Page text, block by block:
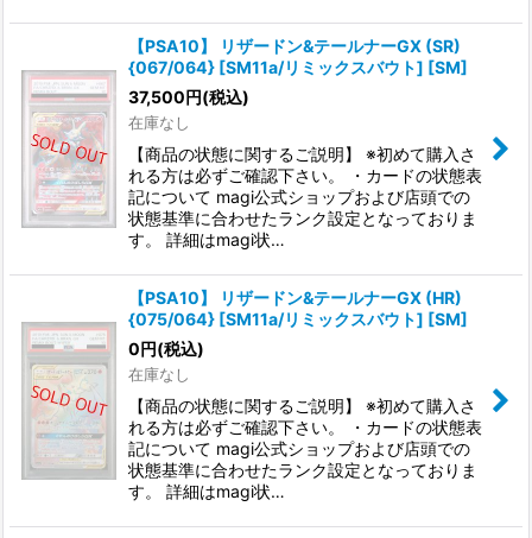
【PSA10】 リザードン&テールナーGX (SR)
{067/064} [SM11a/リミックスバウト] [SM]
37,500円(税込)
在庫なし
【商品の状態に関するご説明】 ※初めて購入さ
れる方は必ずご確認下さい。 ・カードの状態表
記について magi公式ショップおよび店頭での
状態基準に合わせたランク設定となっておりま
す。 詳細はmagi状…
【PSA10】 リザードン&テールナーGX (HR)
{075/064} [SM11a/リミックスバウト] [SM]
0円(税込)
在庫なし
【商品の状態に関するご説明】 ※初めて購入さ
れる方は必ずご確認下さい。 ・カードの状態表
記について magi公式ショップおよび店頭での
状態基準に合わせたランク設定となっておりま
す。 詳細はmagi状…